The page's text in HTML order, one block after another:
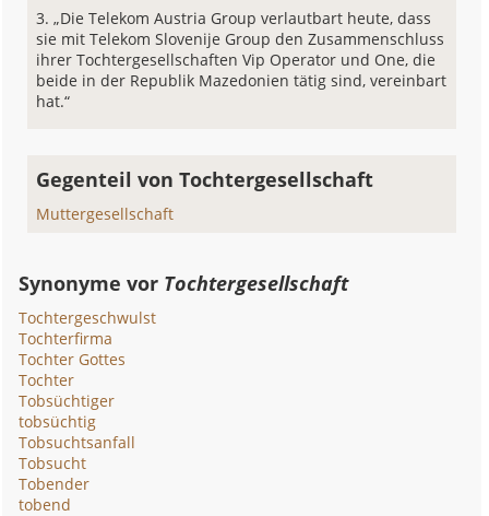
„Die Telekom Austria Group verlautbart heute, dass
sie mit Telekom Slovenije Group den Zusammenschluss
ihrer Tochtergesellschaften Vip Operator und One, die
beide in der Republik Mazedonien tätig sind, vereinbart
hat.“
Gegenteil von Tochtergesellschaft
Muttergesellschaft
Synonyme vor Tochtergesellschaft
Tochtergeschwulst
Tochterfirma
Tochter Gottes
Tochter
Tobsüchtiger
tobsüchtig
Tobsuchtsanfall
Tobsucht
Tobender
tobend